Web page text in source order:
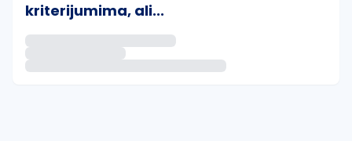
kriterijumima, ali...